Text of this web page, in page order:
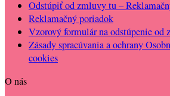
Odstúpiť od zmluvy tu –
Reklamačný poriadok
Vzorový formulár na odstúpenie od
Zásady spracúvania a ochrany
cookies
O nás